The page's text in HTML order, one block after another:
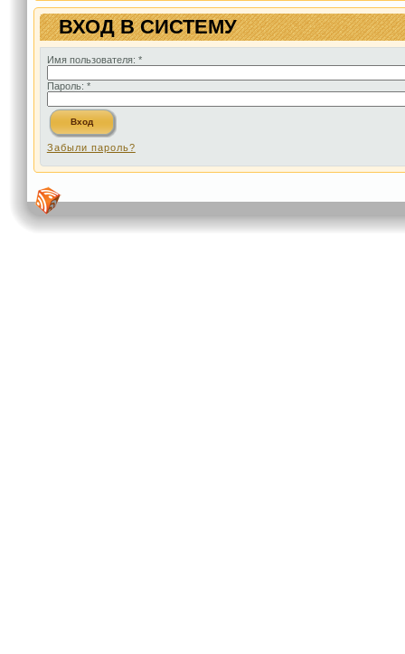
ВХОД В СИСТЕМУ
Имя пользователя: *
Пароль: *
Забыли пароль?